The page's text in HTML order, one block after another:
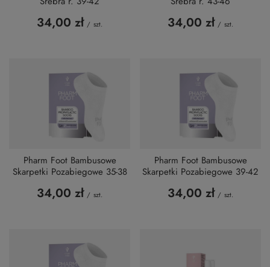
34,00 zł / szt. 34,00 zł / szt.
Pharm Foot Bambusowe
Skarpetki Pozabiegowe 35-38
34,00 zł / szt.
Pharm Foot Bambusowe
Skarpetki Pozabiegowe 39-42
34,00 zł / szt.